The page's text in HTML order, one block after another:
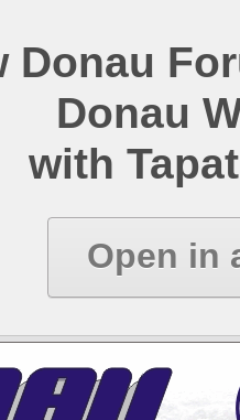
Donau
Donau
with
Open in